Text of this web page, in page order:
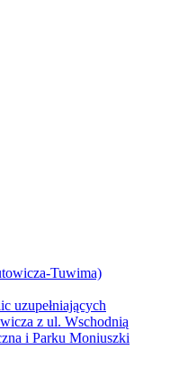
Tuwima)
uzupełniających
z ul. Wschodnią
i Parku Moniuszki